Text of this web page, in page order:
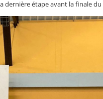
dernière étape avant la finale